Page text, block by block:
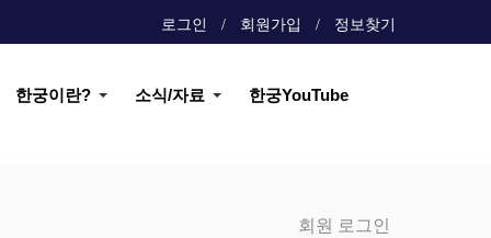
로그인 회원가입 정보찾기
한궁이란? 소식/자료 한궁YouTube
회원 로그인